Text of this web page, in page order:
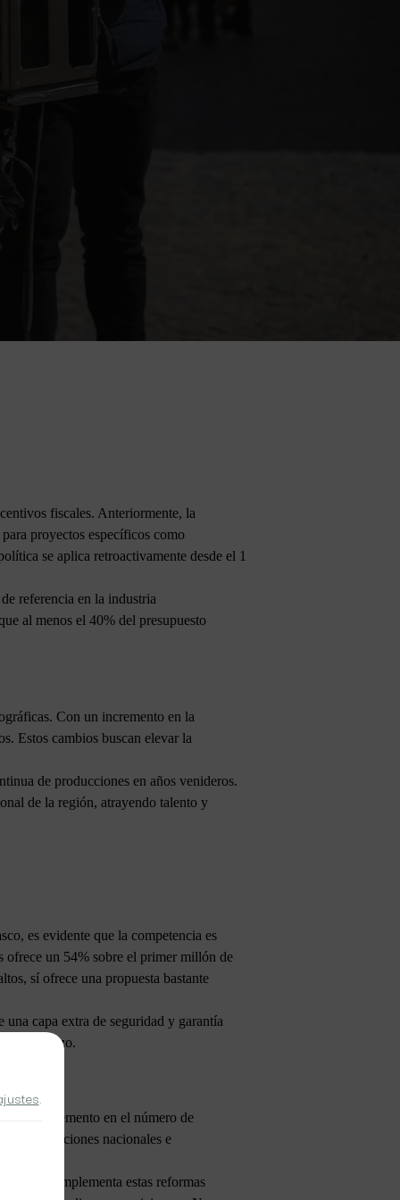
fiscales. Anteriormente, la
proyectos específicos como
se aplica retroactivamente desde el 1
referencia en la industria
al menos el 40% del presupuesto
Con un incremento en la
Estos cambios buscan elevar la
de producciones en años venideros.
de la región, atrayendo talento y
es evidente que la competencia es
ofrece un 54% sobre el primer millón de
sí ofrece una propuesta bastante
capa extra de seguridad y garantía
largo plazo.
un incremento en el número de
de producciones nacionales e
que complementa estas reformas
.